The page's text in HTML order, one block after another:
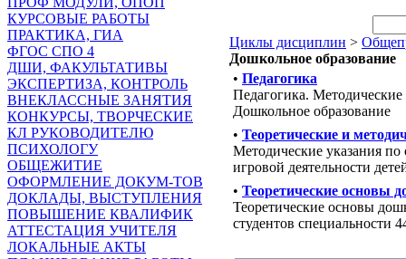
КУРСОВЫЕ РАБОТЫ
ПРАКТИКА, ГИА
ФГОС СПО 4
ДШИ, ФАКУЛЬТАТИВЫ
ЭКСПЕРТИЗА, КОНТРОЛЬ
ВНЕКЛАССНЫЕ ЗАНЯТИЯ
КОНКУРСЫ, ТВОРЧЕСКИЕ
КЛ РУКОВОДИТЕЛЮ
ПСИХОЛОГУ
ОБЩЕЖИТИЕ
ОФОРМЛЕНИЕ ДОКУМ-ТОВ
ДОКЛАДЫ, ВЫСТУПЛЕНИЯ
ПОВЫШЕНИЕ КВАЛИФИК
АТТЕСТАЦИЯ УЧИТЕЛЯ
ЛОКАЛЬНЫЕ АКТЫ
Циклы дисциплин >
Дошкольное образование
• Педагогика
Педагогика. Методические
Дошкольное образование
• Теоретические и
Методические указания по
игровой деятельности
• Теоретические основы
Теоретические основы
студентов специальности